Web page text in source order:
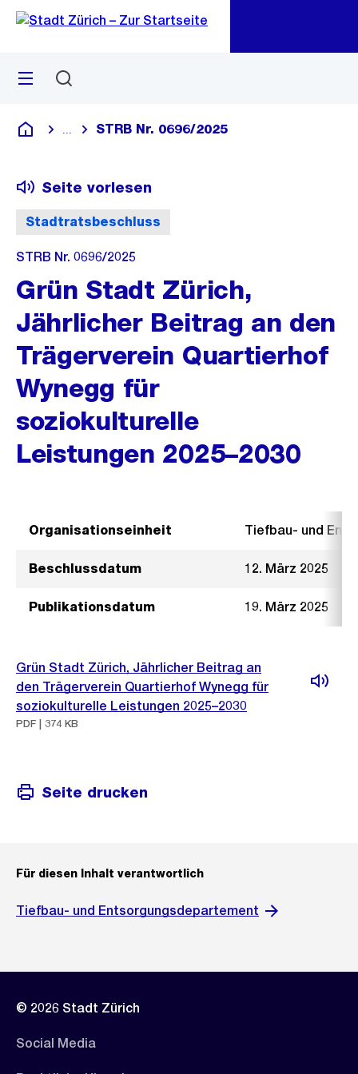
Navigation
Sprunglink
Menü
Deutsch
Blende alle Breadcrumbs ein
STRB Nr. 0696/2025
Stadtratsbeschluss
Seite vorlesen
STRB Nr. 0696/2025
Grün Stadt Zürich,
Jährlicher Beitrag an den
Trägerverein Quartierhof
Wynegg für
soziokulturelle
Leistungen 2025–2030
Organisationseinheit Tiefbau- und
Beschlussdatum 12. März 2025
Publikationsdatum 19. März 2025
Grün Stadt Zürich, Jährlicher Beitrag an
den Trägerverein Quartierhof Wynegg für
soziokulturelle Leistungen 2025–2030
PDF | 374 KB
Seite drucken
Für diesen Inhalt verantwortlich
Tiefbau- und Entsorgungsdepartement
© 2026 Stadt Zürich
Social Media